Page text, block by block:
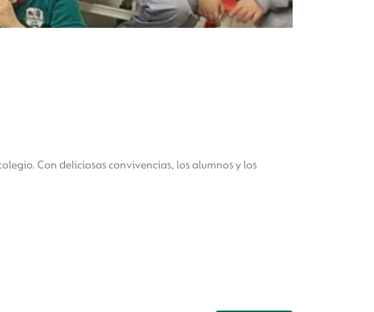
Con deliciosas convivencias, los alumnos y los